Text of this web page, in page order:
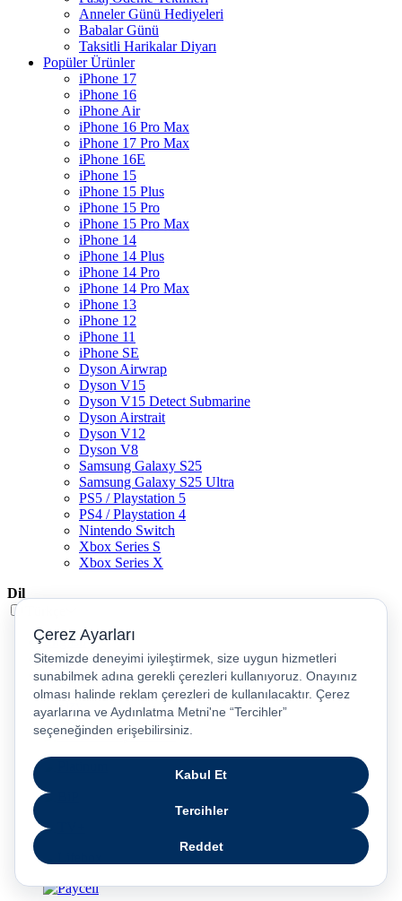
Anneler Günü Hediyeleri
Babalar Günü
Taksitli Harikalar Diyarı
Popüler Ürünler
iPhone 17
iPhone 16
iPhone Air
iPhone 16 Pro Max
iPhone 17 Pro Max
iPhone 16E
iPhone 15
iPhone 15 Plus
iPhone 15 Pro
iPhone 15 Pro Max
iPhone 14
iPhone 14 Plus
iPhone 14 Pro
iPhone 14 Pro Max
iPhone 13
iPhone 12
iPhone 11
iPhone SE
Dyson Airwrap
Dyson V15
Dyson V15 Detect Submarine
Dyson Airstrait
Dyson V12
Dyson V8
Samsung Galaxy S25
Samsung Galaxy S25 Ultra
PS5 / Playstation 5
PS4 / Playstation 4
Nintendo Switch
Xbox Series S
Xbox Series X
Dil
English
عربى
русский